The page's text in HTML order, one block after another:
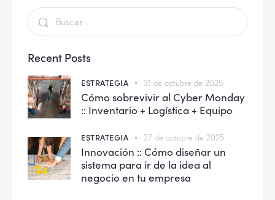
Recent Posts
ESTRATEGIA 31 de octubre de 2025
Cómo sobrevivir al Cyber Monday
:: Inventario + Logística + Equipo
ESTRATEGIA 27 de octubre de 2025
Innovación :: Cómo diseñar un
sistema para ir de la idea al
negocio en tu empresa